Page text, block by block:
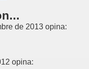
de 2013 opina:
opina: